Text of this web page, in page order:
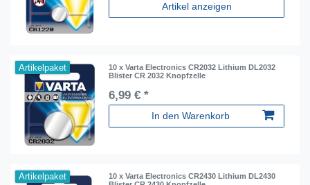
Artikel anzeigen
Artikelpaket
10 x Varta Electronics CR2032 Lithium DL2032
Blister CR 2032 Knopfzelle
6,99 € *
In den Warenkorb
Artikelpaket
10 x Varta Electronics CR2430 Lithium DL2430